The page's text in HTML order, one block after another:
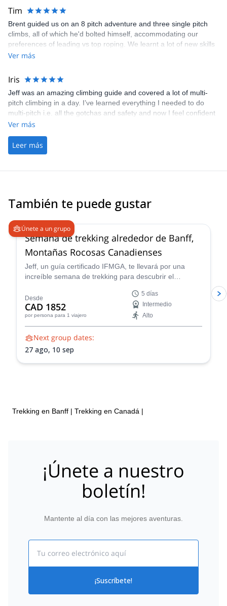
Tim
Brent guided us on an 8 pitch adventure and three single pitch
climbs, all of which he'd bolted himself, accommodating our
preferences of leading vs top roping. We learnt a lot of new skills
as this was our first experience of multi-pitch. None of this was
climbing. Brent is a great person to contact if you are travelling to
Exshaw/Canmore. He's bolted a lot of the routes, is building a via
ferrata and has lots of outdoor equipment available to hire.
Ver más
Iris
Jeff was an amazing climbing guide and covered a lot of multi-
pitch climbing in a day. I’ve learned everything I needed to do
multi-pitch i.e. all the gotchas and safety and now I feel confident
doing all of that autonomously. It was just a day but managed to
very nice crag. Will definitely get their help again when I’m back in
Canada with friends. Thanks again!
Ver más
Leer más
También te puede gustar
Únete a un grupo
Semana de trekking alrededor de Banff,
Montañas Rocosas Canadienses
Jeff, un guía certificado IFMGA, te llevará por una
increíble semana de trekking para descubrir el
Canadienses, alrededor de Banff.
Desde
CAD 1852
por persona para 1 viajero
5 días
Intermedio
Alto
Next group dates:
27 ago, 10 sep
Trekking en Banff | Trekking en Canadá |
¡Únete a nuestro
boletín!
Mantente al día con las mejores aventuras.
¡Suscríbete!